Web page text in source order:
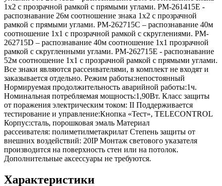
1х2 с прозрачной рамкой с прямыми углами. PM-261415E -
распознавание 26м соотношение знака 1х2 с прозрачной
рамкой с прямыми углами. PM-262715C – распознавание 40м
соотношение 1х1 с прозрачной рамкой с скруглениями. PM-
262715D – распознавание 40м соотношение 1х1 прозрачной
рамкой с скругленными углами. PM-262715E - распознавание
52м соотношение 1х1 с прозрачной рамкой с прямыми углами.
Все знаки являются рассеивателями, в комплект не входят и
заказывается отдельно. Режим работы:непостоянный
Нормируемая продолжительность аварийной работы:1ч.
Номинальная потребляемая мощность:1,90Вт. Класс защиты
от поражения электрическим током: II Поддерживается
тестирование и управление:Кнопка «Тест», TELECONTROL
Корпус:сталь, порошковая эмаль Материал
рассеивателя: полиметилметакрилат Степень защиты от
внешних воздействий: 20IP Монтаж светового указателя
производится на поверхность стен или на потолок.
Дополнительные аксессуары не требуются.
Характеристики